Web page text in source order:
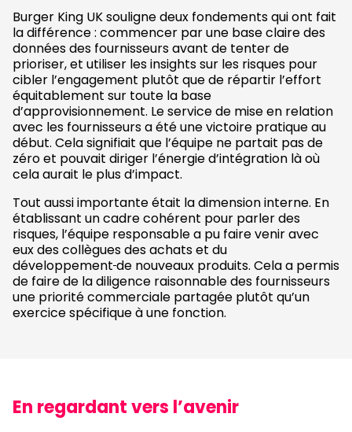
Burger King UK souligne deux fondements qui ont fait
la différence : commencer par une base claire des
données des fournisseurs avant de tenter de
prioriser, et utiliser les insights sur les risques pour
cibler l’engagement plutôt que de répartir l’effort
équitablement sur toute la base
d’approvisionnement. Le service de mise en relation
avec les fournisseurs a été une victoire pratique au
début. Cela signifiait que l’équipe ne partait pas de
zéro et pouvait diriger l’énergie d’intégration là où
cela aurait le plus d’impact.
Tout aussi importante était la dimension interne. En
établissant un cadre cohérent pour parler des
risques, l’équipe responsable a pu faire venir avec
eux des collègues des achats et du
développement de nouveaux produits. Cela a permis
de faire de la diligence raisonnable des fournisseurs
une priorité commerciale partagée plutôt qu’un
exercice spécifique à une fonction.
En regardant vers l’avenir